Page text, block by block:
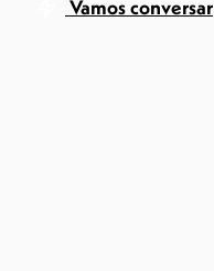
Vamos conversar